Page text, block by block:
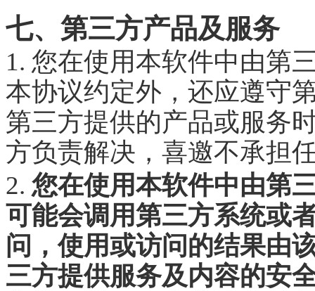
七、第三方产品及服务
1. 您在使用本软件中由第
本协议约定外，还应遵守
第三方提供的产品或服务
方负责解决，喜邀不承担
2. 您在使用本软件中由第
可能会调用第三方系统或
问，使用或访问的结果由
三方提供服务及内容的安